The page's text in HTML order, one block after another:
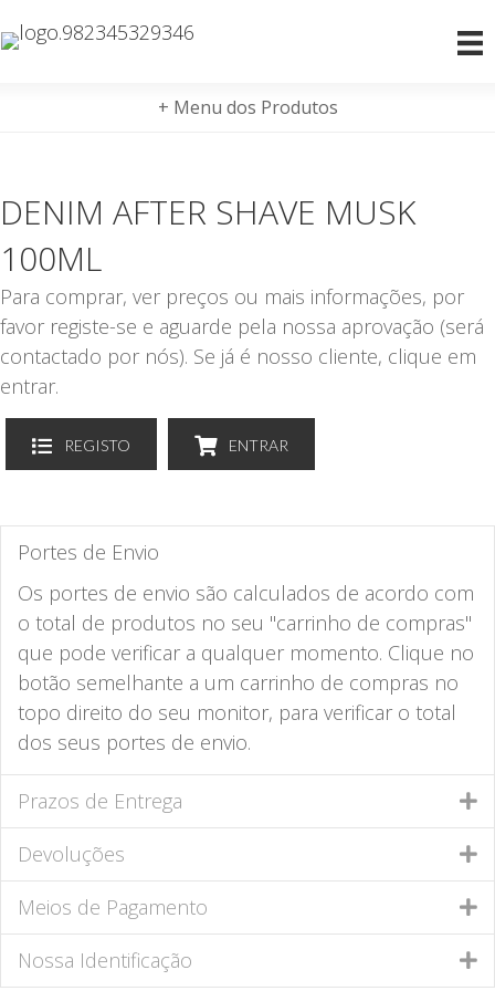
+ Menu dos Produtos
DENIM AFTER SHAVE MUSK
100ML
Para comprar, ver preços ou mais informações, por
favor registe-se e aguarde pela nossa aprovação (será
contactado por nós). Se já é nosso cliente, clique em
entrar.
REGISTO ENTRAR
Portes de Envio
Os portes de envio são calculados de acordo com
o total de produtos no seu "carrinho de compras"
que pode verificar a qualquer momento. Clique no
botão semelhante a um carrinho de compras no
topo direito do seu monitor, para verificar o total
dos seus portes de envio.
Prazos de Entrega
Devoluções
Meios de Pagamento
Nossa Identificação